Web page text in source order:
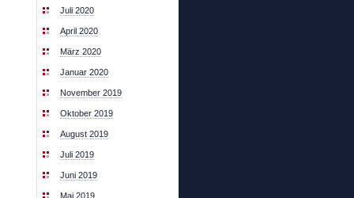
Juli 2020
April 2020
März 2020
Januar 2020
November 2019
Oktober 2019
August 2019
Juli 2019
Juni 2019
Mai 2019